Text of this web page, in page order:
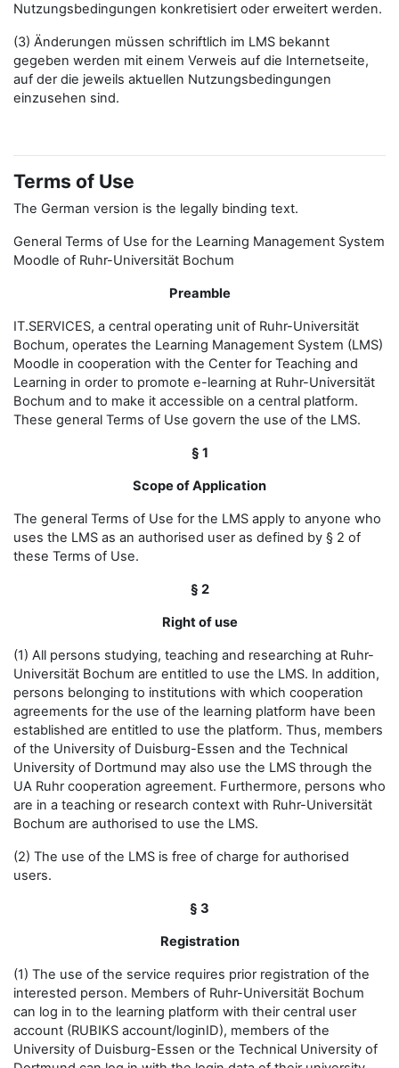
Nutzungsbedingungen konkretisiert oder erweitert werden.
(3) Änderungen müssen schriftlich im LMS bekannt
gegeben werden mit einem Verweis auf die Internetseite,
auf der die jeweils aktuellen Nutzungsbedingungen
einzusehen sind.
Terms of Use
The German version is the legally binding text.
General Terms of Use for the Learning Management System
Moodle of Ruhr-Universität Bochum
Preamble
IT.SERVICES, a central operating unit of Ruhr-Universität
Bochum, operates the Learning Management System (LMS)
Moodle in cooperation with the Center for Teaching and
Learning in order to promote e-learning at Ruhr-Universität
Bochum and to make it accessible on a central platform.
These general Terms of Use govern the use of the LMS.
§ 1
Scope of Application
The general Terms of Use for the LMS apply to anyone who
uses the LMS as an authorised user as defined by § 2 of
these Terms of Use.
§ 2
Right of use
(1) All persons studying, teaching and researching at Ruhr-
Universität Bochum are entitled to use the LMS. In addition,
persons belonging to institutions with which cooperation
agreements for the use of the learning platform have been
established are entitled to use the platform. Thus, members
of the University of Duisburg-Essen and the Technical
University of Dortmund may also use the LMS through the
UA Ruhr cooperation agreement. Furthermore, persons who
are in a teaching or research context with Ruhr-Universität
Bochum are authorised to use the LMS.
(2) The use of the LMS is free of charge for authorised
users.
§ 3
Registration
(1) The use of the service requires prior registration of the
interested person. Members of Ruhr-Universität Bochum
can log in to the learning platform with their central user
account (RUBIKS account/loginID), members of the
University of Duisburg-Essen or the Technical University of